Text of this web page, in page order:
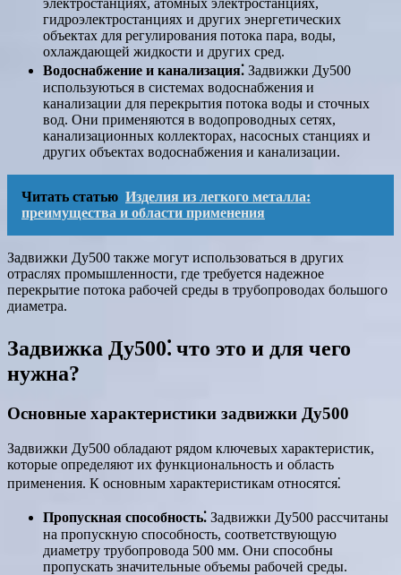
электростанциях, атомных электростанциях,
гидроэлектростанциях и других энергетических
объектах для регулирования потока пара, воды,
охлаждающей жидкости и других сред.
Водоснабжение и канализация⁚ Задвижки Ду500
используються в системах водоснабжения и
канализации для перекрытия потока воды и сточных
вод. Они применяются в водопроводных сетях,
канализационных коллекторах, насосных станциях и
других объектах водоснабжения и канализации.
Читать статью Изделия из легкого металла:
преимущества и области применения
Задвижки Ду500 также могут использоваться в других
отраслях промышленности, где требуется надежное
перекрытие потока рабочей среды в трубопроводах большого
диаметра.
Задвижка Ду500⁚ что это и для чего
нужна?
Основные характеристики задвижки Ду500
Задвижки Ду500 обладают рядом ключевых характеристик,
которые определяют их функциональность и область
применения. К основным характеристикам относятся⁚
Пропускная способность⁚ Задвижки Ду500 рассчитаны
на пропускную способность, соответствующую
диаметру трубопровода 500 мм. Они способны
пропускать значительные объемы рабочей среды.